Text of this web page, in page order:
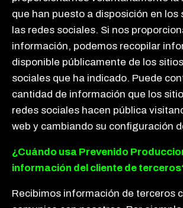
que han puesto a disposición en los
las redes sociales. Si nos
información, podemos recopilar
disponible públicamente de los
sociales que ha indicado. Puede
cantidad de información que los
redes sociales hacen pública
web y cambiando su configuración
¿Cuándo usa Prevenido
información del cliente de
Recibimos información de terceros